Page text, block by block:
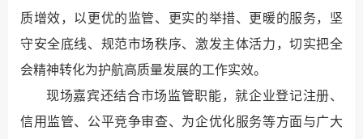
质增效，以更优的监管、更实的举措、更暖的服务，坚
守安全底线、规范市场秩序、激发主体活力，切实把全
会精神转化为护航高质量发展的工作实效。
现场嘉宾还结合市场监管职能，就企业登记注册、
信用监管、公平竞争审查、为企优化服务等方面与广大